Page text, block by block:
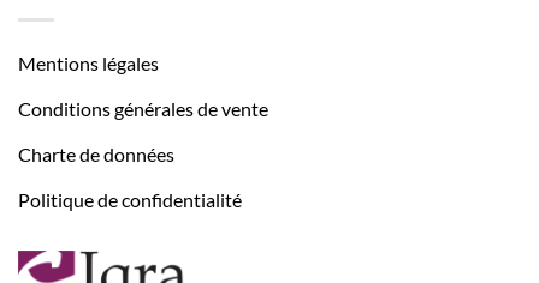
Mentions légales
Conditions générales de vente
Charte de données
Politique de confidentialité